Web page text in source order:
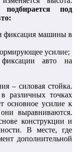
под
фиксация машины в
усилие;
фиксации авто на
– силовая стойка.
различных точках
основное усилие к
выравниваются.
конструкции и
В месте, где
дополнительной